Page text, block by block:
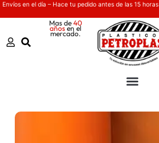
Envíos en el día – Hace tu pedido antes de las 15 horas
Mas de 40
añosen el
mercado.